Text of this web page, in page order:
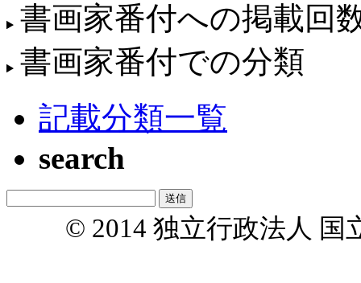
書画家番付への掲載回
書画家番付での分類
記載分類一覧
search
© 2014 独立行政法人 国